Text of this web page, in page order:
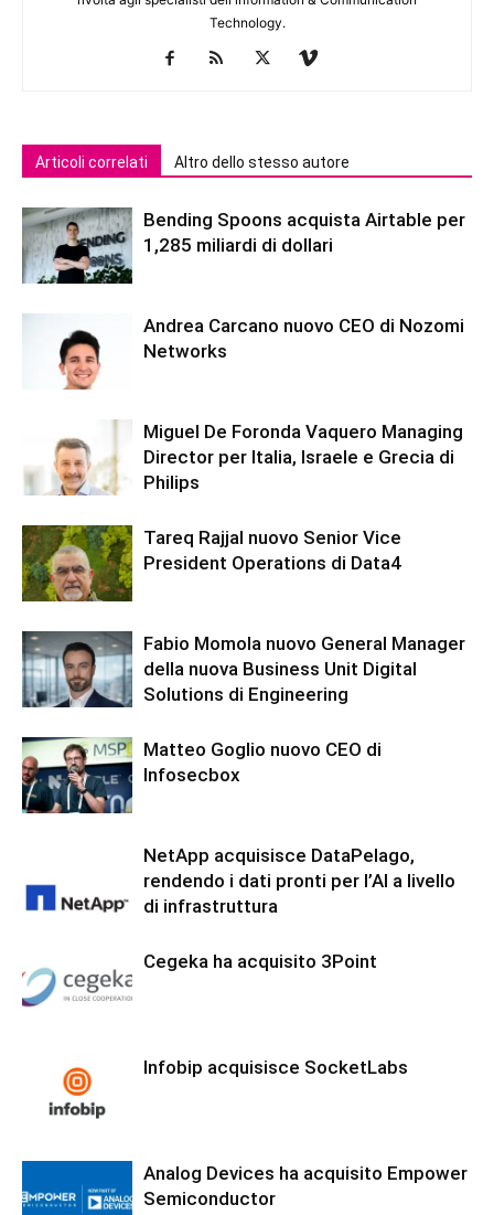
Technology.
Articoli correlati Altro dello stesso autore
Bending Spoons acquista Airtable per
1,285 miliardi di dollari
Andrea Carcano nuovo CEO di Nozomi
Networks
Miguel De Foronda Vaquero Managing
Director per Italia, Israele e Grecia di
Philips
Tareq Rajjal nuovo Senior Vice
President Operations di Data4
Fabio Momola nuovo General Manager
della nuova Business Unit Digital
Solutions di Engineering
Matteo Goglio nuovo CEO di
Infosecbox
NetApp acquisisce DataPelago,
rendendo i dati pronti per l’AI a livello
di infrastruttura
Cegeka ha acquisito 3Point
Infobip acquisisce SocketLabs
Analog Devices ha acquisito Empower
Semiconductor